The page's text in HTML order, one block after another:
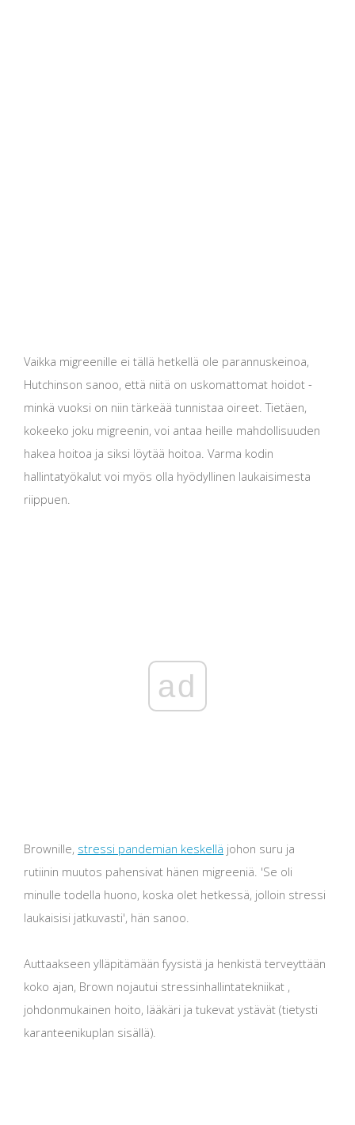
Vaikka migreenille ei tällä hetkellä ole parannuskeinoa,
Hutchinson sanoo, että niitä on uskomattomat hoidot -
minkä vuoksi on niin tärkeää tunnistaa oireet. Tietäen,
kokeeko joku migreenin, voi antaa heille mahdollisuuden
hakea hoitoa ja siksi löytää hoitoa. Varma kodin
hallintatyökalut voi myös olla hyödyllinen laukaisimesta
riippuen.
ad
Brownille, stressi pandemian keskellä johon suru ja
rutiinin muutos pahensivat hänen migreeniä. 'Se oli
minulle todella huono, koska olet hetkessä, jolloin stressi
laukaisisi jatkuvasti', hän sanoo.
Auttaakseen ylläpitämään fyysistä ja henkistä terveyttään
koko ajan, Brown nojautui stressinhallintatekniikat ,
johdonmukainen hoito, lääkäri ja tukevat ystävät (tietysti
karanteenikuplan sisällä).